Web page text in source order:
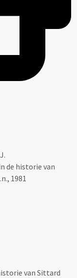
de historie van
1981
van Sittard